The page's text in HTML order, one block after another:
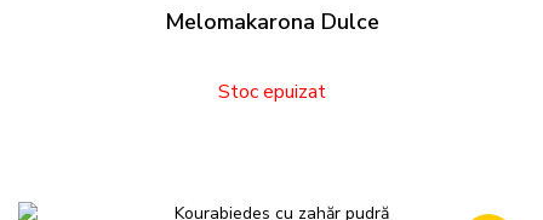
Melomakarona Dulce
Stoc epuizat